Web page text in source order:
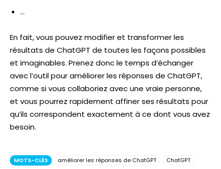
…
En fait, vous pouvez modifier et transformer les
résultats de ChatGPT de toutes les façons possibles
et imaginables. Prenez donc le temps d’échanger
avec l’outil pour améliorer les réponses de ChatGPT,
comme si vous collaboriez avec une vraie personne,
et vous pourrez rapidement affiner ses résultats pour
qu’ils correspondent exactement à ce dont vous avez
besoin.
MOTS-CLÉS améliorer les réponses de ChatGPT
ChatGPT